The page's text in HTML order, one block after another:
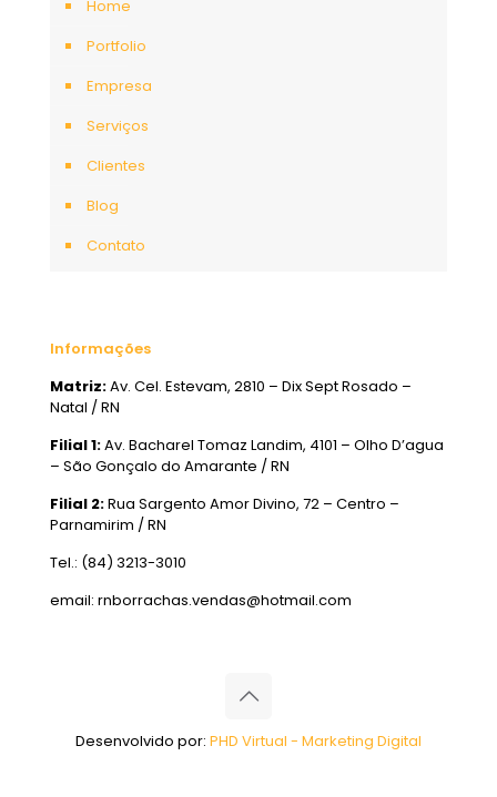
Home
Portfolio
Empresa
Serviços
Clientes
Blog
Contato
Informações
Matriz:Av. Cel. Estevam, 2810 – Dix Sept Rosado –
Natal / RN
Filial 1:Av. Bacharel Tomaz Landim, 4101 – Olho D’agua
– São Gonçalo do Amarante / RN
Filial 2:Rua Sargento Amor Divino, 72 – Centro –
Parnamirim / RN
Tel.: (84) 3213-3010
email: rnborrachas.vendas@hotmail.com
Desenvolvido por: PHD Virtual - Marketing Digital